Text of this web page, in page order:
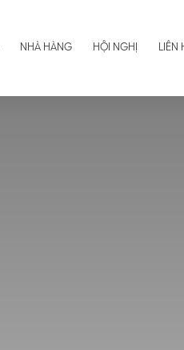
NHÀ HÀNG HỘI NGHỊ LIÊN